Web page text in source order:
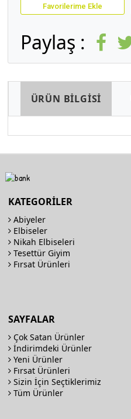
Favorilerime Ekle
Paylaş :
ÜRÜN BİLGİSİ
KATEGORİLER
Abiyeler
Elbiseler
Nikah Elbiseleri
Tesettür Giyim
Fırsat Ürünleri
SAYFALAR
Çok Satan Ürünler
İndirimdeki Ürünler
Yeni Ürünler
Fırsat Ürünleri
Sizin İçin Seçtiklerimiz
Tüm Ürünler